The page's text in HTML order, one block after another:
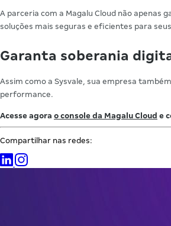
A parceria com a Magalu Cloud não apenas
soluções mais seguras e eficientes para
Garanta soberania
Assim como a Sysvale, sua empresa
performance.
Acesse agora o console da Magalu Cloud e
Compartilhar nas redes: